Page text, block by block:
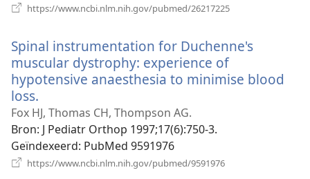
https://www.ncbi.nlm.nih.gov/pubmed/26217225
Spinal instrumentation for Duchenne's
muscular dystrophy: experience of
hypotensive anaesthesia to minimise blood
loss.
nieuw
venster)
Fox HJ, Thomas CH, Thompson AG.
Bron‎: J Pediatr Orthop 1997;17(6):750-3.
Geïndexeerd‎: PubMed 9591976
https://www.ncbi.nlm.nih.gov/pubmed/9591976